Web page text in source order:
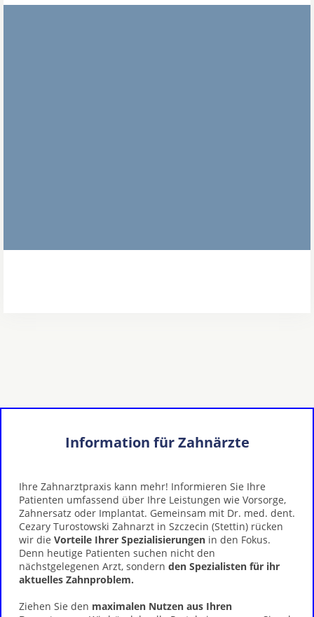
Information für Zahnärzte
Ihre Zahnarztpraxis kann mehr! Informieren Sie Ihre
Patienten umfassend über Ihre Leistungen wie Vorsorge,
Zahnersatz oder Implantat. Gemeinsam mit Dr. med. dent.
Cezary Turostowski Zahnarzt in Szczecin (Stettin) rücken
wir die Vorteile Ihrer Spezialisierungen in den Fokus.
Denn heutige Patienten suchen nicht den
nächstgelegenen Arzt, sondern den Spezialisten für ihr
aktuelles Zahnproblem.
Ziehen Sie den maximalen Nutzen aus Ihren